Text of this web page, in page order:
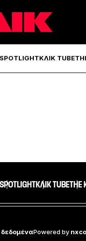
SPOTLIGHTΚΛΙΚ TUBE
SPOTLIGHTΚΛΙΚ TUBETHE
Powered by